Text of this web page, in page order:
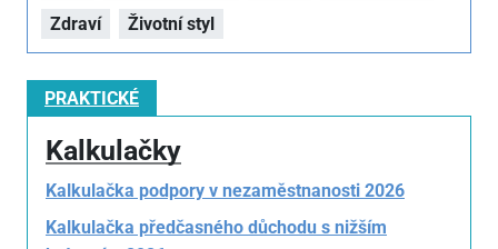
Zdraví
Životní styl
PRAKTICKÉ
Kalkulačky
Kalkulačka podpory v nezaměstnanosti 2026
Kalkulačka předčasného důchodu s nižším